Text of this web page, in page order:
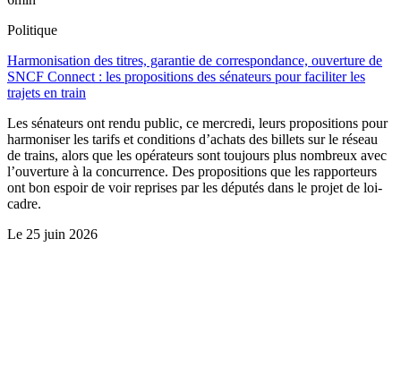
Politique
Harmonisation des titres, garantie de correspondance, ouverture de
SNCF Connect : les propositions des sénateurs pour faciliter les
trajets en train
Les sénateurs ont rendu public, ce mercredi, leurs propositions pour
harmoniser les tarifs et conditions d’achats des billets sur le réseau
de trains, alors que les opérateurs sont toujours plus nombreux avec
l’ouverture à la concurrence. Des propositions que les rapporteurs
ont bon espoir de voir reprises par les députés dans le projet de loi-
cadre.
Le 25 juin 2026